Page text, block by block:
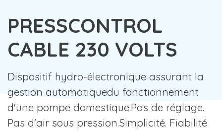
PRESSCONTROL
CABLE 230 VOLTS
Dispositif hydro-électronique assurant la
gestion automatiquedu fonctionnement
d'une pompe domestique.Pas de réglage.
Pas d'air sous pression.Simplicité. Fiabilité